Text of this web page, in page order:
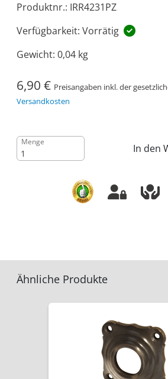
Produktnr.: IRR4231PZ
Verfügbarkeit: Vorrätig
Gewicht: 0,04 kg
6,90 € Preisangaben inkl. der
Versandkosten
Menge
In den
Ähnliche Produkte